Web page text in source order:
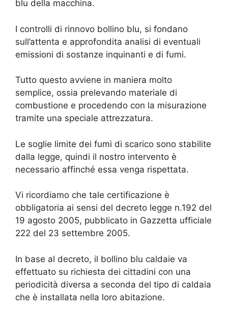
blu della macchina.
I controlli di rinnovo bollino blu, si fondano
sull’attenta e approfondita analisi di eventuali
emissioni di sostanze inquinanti e di fumi.
Tutto questo avviene in maniera molto
semplice, ossia prelevando materiale di
combustione e procedendo con la misurazione
tramite una speciale attrezzatura.
Le soglie limite dei fumi di scarico sono stabilite
dalla legge, quindi il nostro intervento è
necessario affinché essa venga rispettata.
Vi ricordiamo che tale certificazione è
obbligatoria ai sensi del decreto legge n.192 del
19 agosto 2005, pubblicato in Gazzetta ufficiale
222 del 23 settembre 2005.
In base al decreto, il bollino blu caldaie va
effettuato su richiesta dei cittadini con una
periodicità diversa a seconda del tipo di caldaia
che è installata nella loro abitazione.